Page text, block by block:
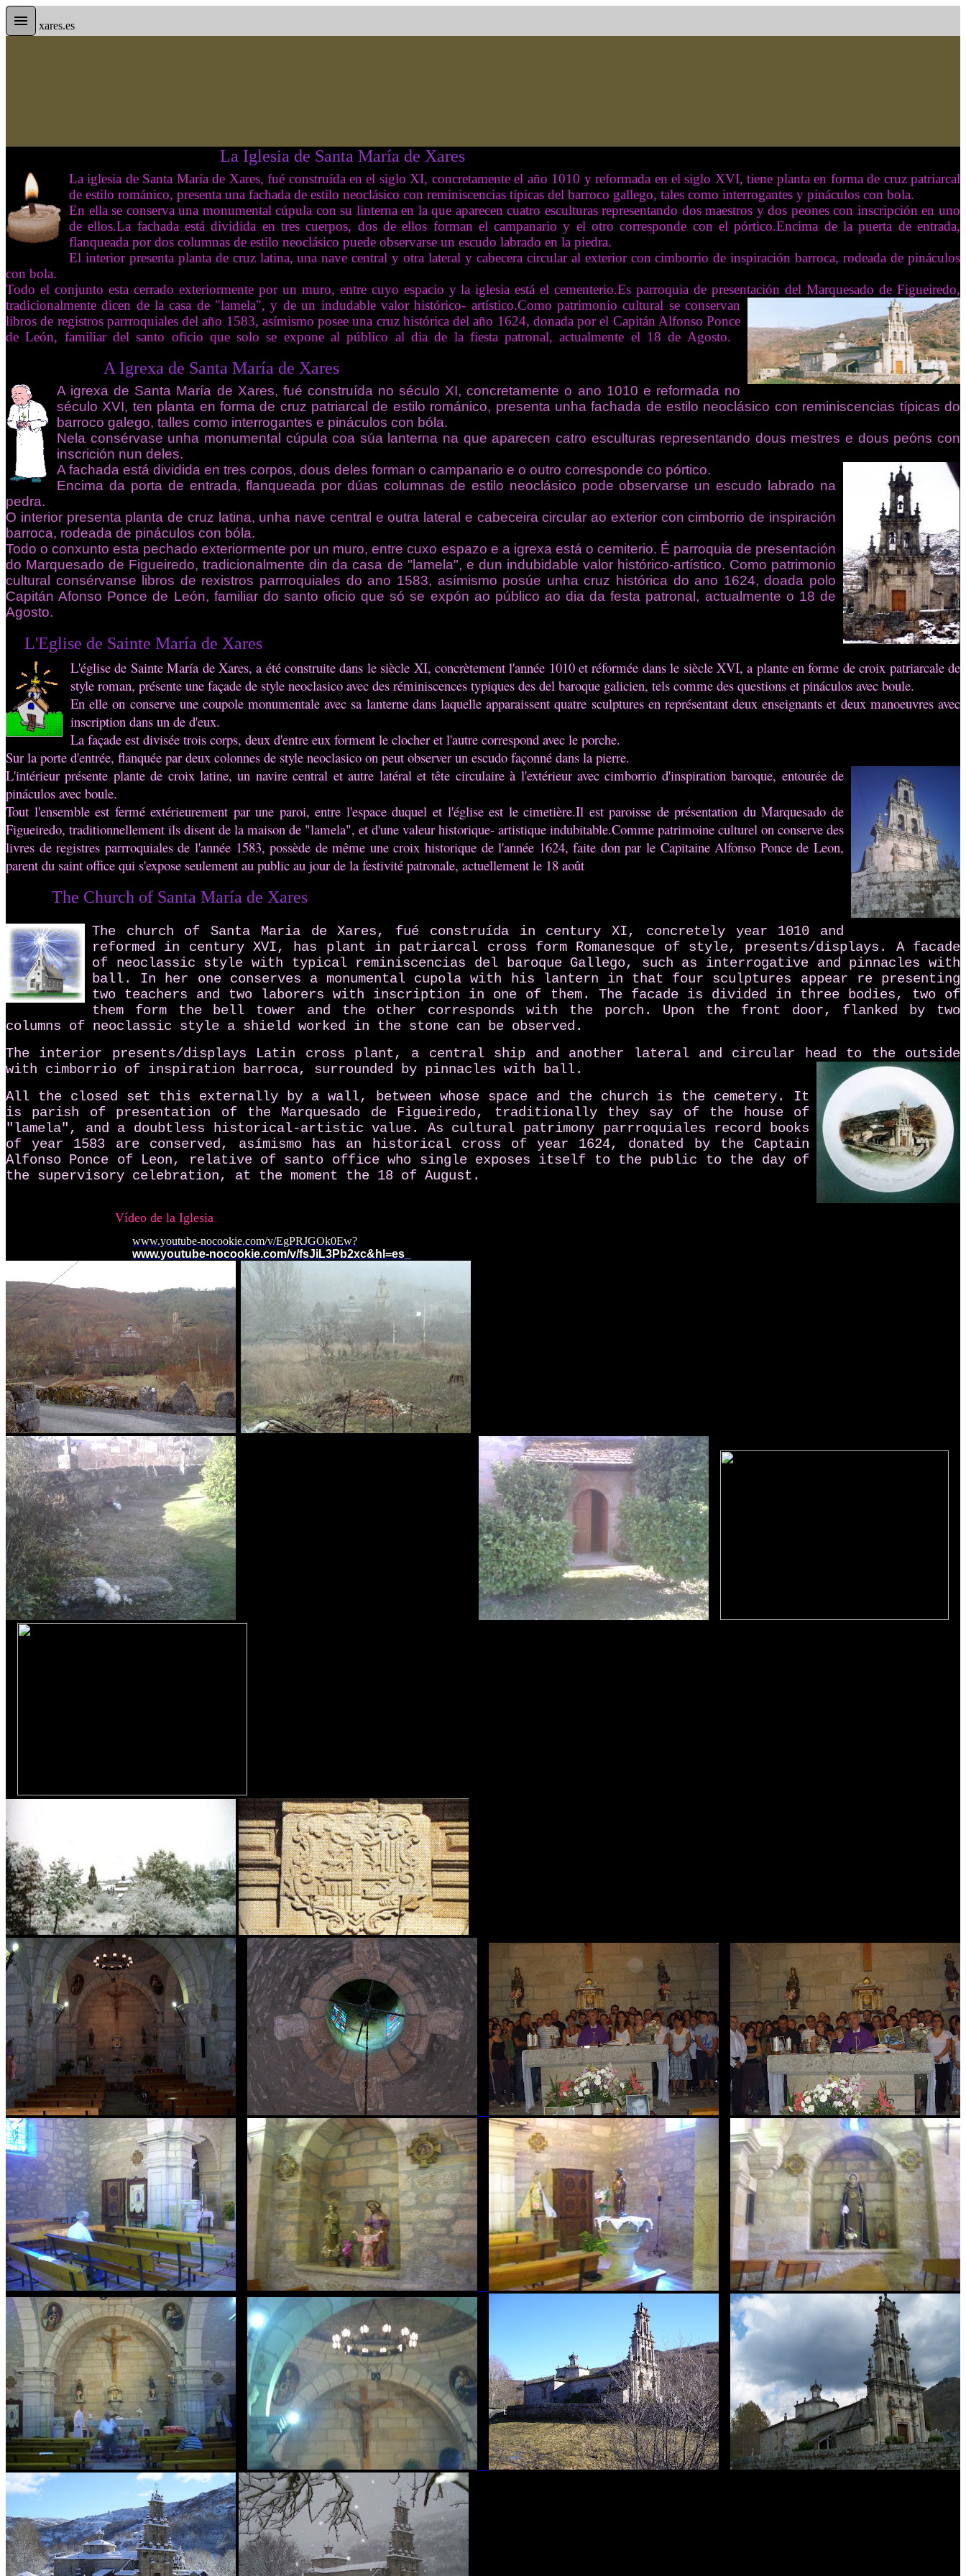
xares.es
La Iglesia de Santa María de Xares
La iglesia de Santa María de Xares, fué construída en el siglo XI, concretamente el año 1010 y reformada en el siglo XVI, tiene planta en forma de cruz patriarcal
de estilo románico, presenta una fachada de estilo neoclásico con reminiscencias típicas del barroco gallego, tales como interrogantes y pináculos con bola.
En ella se conserva una monumental cúpula con su linterna en la que aparecen cuatro esculturas representando dos maestros y dos peones con inscripción en uno
de ellos.La fachada está dividida en tres cuerpos, dos de ellos forman el campanario y el otro corresponde con el pórtico.Encima de la puerta de entrada,
flanqueada por dos columnas de estilo neoclásico puede observarse un escudo labrado en la piedra.
El interior presenta planta de cruz latina, una nave central y otra lateral y cabecera circular al exterior con cimborrio de inspiración barroca, rodeada de pináculos
con bola.
Todo el conjunto esta cerrado exteriormente por un muro, entre cuyo espacio y la iglesia está el cementerio.Es parroquia de presentación del Marquesado de Figueiredo,
tradicionalmente dicen de la casa de "lamela", y de un indudable valor histórico- artístico.Como patrimonio cultural se conservan
libros de registros parrroquiales del año 1583, asímismo posee una cruz histórica del año 1624, donada por el Capitán Alfonso Ponce
de León, familiar del santo oficio que solo se expone al público al dia de la fiesta patronal, actualmente el 18 de Agosto.
de Santa María de Xares
A igrexa de Santa María de Xares, fué construída no século XI, concretamente o ano 1010 e reformada no
século XVI, ten planta en forma de cruz patriarcal de estilo románico, presenta unha fachada de estilo neoclásico con reminiscencias típicas do
barroco galego, talles como interrogantes e pináculos con bóla.
Nela consérvase unha monumental cúpula coa súa lanterna na que aparecen catro esculturas representando dous mestres e dous peóns con
inscrición nun deles.
A fachada está dividida en tres corpos, dous deles forman o campanario e o outro corresponde co pórtico.
Encima da porta de entrada, flanqueada por dúas columnas de estilo neoclásico pode observarse un escudo labrado na
pedra.
O interior presenta planta de cruz latina, unha nave central e outra lateral e cabeceira circular ao exterior con cimborrio de inspiración
barroca, rodeada de pináculos con bóla.
Todo o conxunto esta pechado exteriormente por un muro, entre cuxo espazo e a igrexa está o cemiterio. É parroquia de presentación
do Marquesado de Figueiredo, tradicionalmente din da casa de "lamela", e dun indubidable valor histórico-artístico. Como patrimonio
cultural consérvanse libros de rexistros parrroquiales do ano 1583, asímismo posúe unha cruz histórica do ano 1624, doada polo
Capitán Afonso Ponce de León, familiar do santo oficio que só se expón ao público ao dia da festa patronal, actualmente o 18 de
Agosto.
María de Xares
L'église de Sainte María de Xares, a été construite dans le siècle XI, concrètement l'année 1010 et réformée dans le siècle XVI, a planteen forme de croix patriarcale de
style roman, présente une façade de style neoclasico avec des réminiscences typiques des del baroque galicien, tels comme des questions et pináculos avec boule.
En elle on conserve une coupole monumentale avec sa lanterne dans laquelle apparaissent quatre sculptures en représentant deux enseignants et deux manoeuvres avec
inscription dans un de d'eux.
La façade est divisée trois corps, deux d'entre eux forment le clocher et l'autre correspond avec le porche.
Sur la porte d'entrée, flanquée par deux colonnes de style neoclasico on peut observer un escudo façonné dans la pierre.
L'intérieur présente plante de croix latine, un navire central et autre latéral et tête circulaire à l'extérieur avec cimborrio d'inspiration baroque, entourée de
pináculos avec boule.
Tout l'ensemble est fermé extérieurement par une paroi, entre l'espace duquel et l'église est le cimetière.Il est paroisse de présentation du Marquesado de
Figueiredo, traditionnellement ils disent de la maison de "lamela", et d'une valeur historique- artistique indubitable.Comme patrimoine culturel on conserve des
livres de registres parrroquiales de l'année 1583, possède de même une croix historique de l'année 1624, faite don par le Capitaine Alfonso Ponce de Leon,
parent du saint office qui s'expose seulement au public au jour de la festivité patronale, actuellement le 18 août
Santa María de Xares
The church of Santa Maria de Xares, fué construída in century XI, concretely year 1010 and
reformed in century XVI, has plant in patriarcal cross form Romanesque of style, presents/displays. A facade
of neoclassic style with typical reminiscencias del baroque Gallego, such as interrogative and pinnacles with
ball. In her one conserves a monumental cupola with his lantern in that four sculptures appear re presenting
two teachers and two laborers with inscription in one of them. The facade is divided in three bodies, two of
them form the bell tower and the other corresponds with the porch. Upon the front door, flanked by two
columns of neoclassic style a shield worked in the stone can be observed.
The interior presents/displays Latin cross plant, a central ship and another lateral and circular head to the outside
with cimborrio of inspiration barroca, surrounded by pinnacles with ball.
All the closed set this externally by a wall, between whose space and the church is the cemetery. It
is parish of presentation of the Marquesado de Figueiredo, traditionally they say of the house of
"lamela", and a doubtless historical-artistic value. As cultural patrimony parrroquiales record books
of year 1583 are conserved, asímismo has an historical cross of year 1624, donated by the Captain
Alfonso Ponce of Leon, relative of santo office who single exposes itself to the public to the day of
the supervisory celebration, at the moment the 18 of August.
www.youtube-nocookie.com/v/EgPRJGOk0Ew?
www.youtube-nocookie.com/v/fsJiL3Pb2xc&hl=es